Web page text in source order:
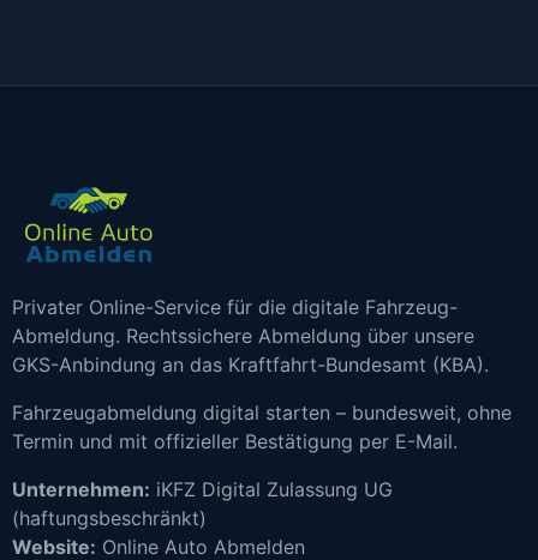
Privater Online-Service für die digitale Fahrzeug-
Abmeldung. Rechtssichere Abmeldung über unsere
GKS-Anbindung an das Kraftfahrt-Bundesamt (KBA).
Fahrzeugabmeldung digital starten – bundesweit, ohne
Termin und mit offizieller Bestätigung per E-Mail.
Unternehmen: iKFZ Digital Zulassung UG
(haftungsbeschränkt)
Website: Online Auto Abmelden